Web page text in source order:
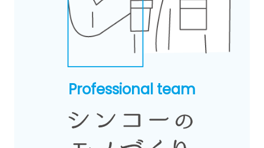
Professional team